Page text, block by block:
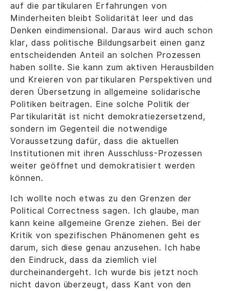
auf die partikularen Erfahrungen von
Minderheiten bleibt Solidarität leer und das
Denken eindimensional. Daraus wird auch schon
klar, dass politische Bildungsarbeit einen ganz
entscheidenden Anteil an solchen Prozessen
haben sollte. Sie kann zum aktiven Herausbilden
und Kreieren von partikularen Perspektiven und
deren Übersetzung in allgemeine solidarische
Politiken beitragen. Eine solche Politik der
Partikularität ist nicht demokratiezersetzend,
sondern im Gegenteil die notwendige
Voraussetzung dafür, dass die aktuellen
Institutionen mit ihren Ausschluss-Prozessen
weiter geöffnet und demokratisiert werden
können.
Ich wollte noch etwas zu den Grenzen der
Political Correctness sagen. Ich glaube, man
kann keine allgemeine Grenze ziehen. Bei der
Kritik von spezifischen Phänomenen geht es
darum, sich diese genau anzusehen. Ich habe
den Eindruck, dass da ziemlich viel
durcheinandergeht. Ich wurde bis jetzt noch
nicht davon überzeugt, dass Kant von den